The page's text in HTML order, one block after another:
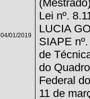
04/01/2019
Lei nº.
LUCIA
SIAPE
de
do
Federal
11 de